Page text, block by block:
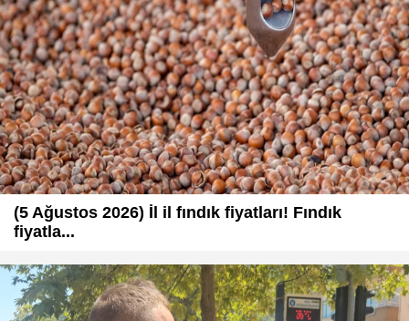
(5 Ağustos 2026) İl il fındık fiyatları! Fındık
fiyatla...